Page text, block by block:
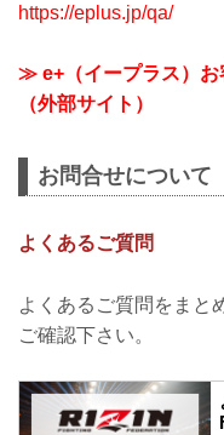
https://eplus.jp/qa/
≫ e+（イープラス）お
（外部サイト）
お問合せについて
よくあるご質問
よくあるご質問をまと
ご確認下さい。